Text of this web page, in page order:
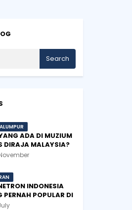
ADA DI MUZIUM
DIRAJA MALAYSIA?
INDONESIA
PERNAH POPULAR DI